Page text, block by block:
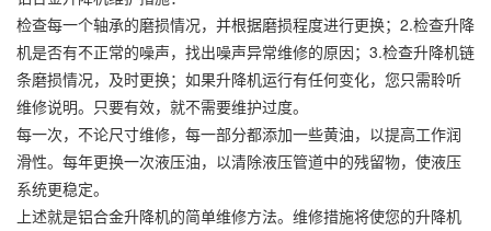
检查每一个轴承的磨损情况，并根据磨损程度进行更换；2.检查升降
机是否有不正常的噪声，找出噪声异常维修的原因；3.检查升降机链
条磨损情况，及时更换；如果升降机运行有任何变化，您只需聆听
维修说明。只要有效，就不需要维护过度。
每一次，不论尺寸维修，每一部分都添加一些黄油，以提高工作润
滑性。每年更换一次液压油，以清除液压管道中的残留物，使液压
系统更稳定。
上述就是铝合金升降机的简单维修方法。维修措施将使您的升降机